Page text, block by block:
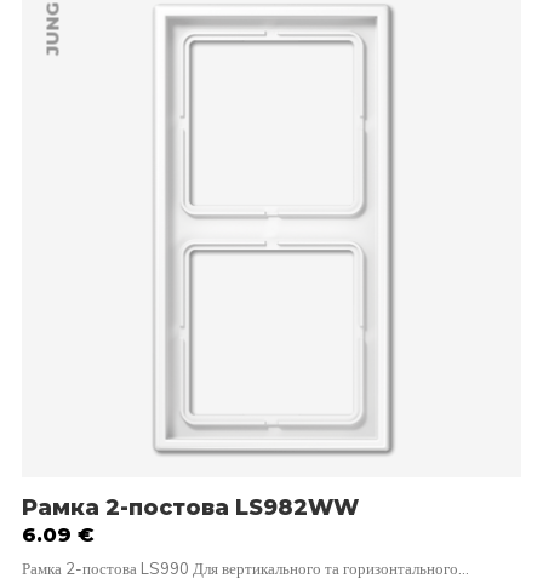
JUNG
Рамка 2-постова LS982WW
6.09 €
Рамка 2-постова LS990 Для вертикального та горизонтального…